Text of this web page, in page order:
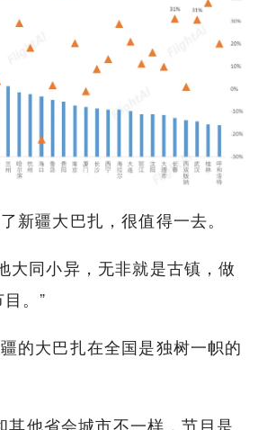
新疆大巴扎，很值得一去。
大同小异，无非就是古镇，做
。”
的大巴扎在全国是独树一帜的
其他省会城市不一样，节目是